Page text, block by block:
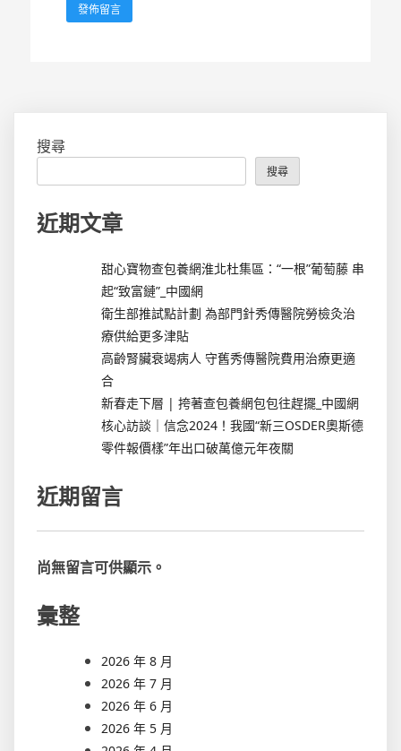
搜尋
搜尋
近期文章
甜心寶物查包養網淮北杜集區：“一根”葡萄藤 串
起“致富鏈”_中國網
衛生部推試點計劃 為部門針秀傳醫院勞檢灸治
療供給更多津貼
高齡腎臟衰竭病人 守舊秀傳醫院費用治療更適
合
新春走下層 | 挎著查包養網包包往趕擺_中國網
核心訪談｜信念2024！我國“新三OSDER奧斯德
零件報價樣”年出口破萬億元年夜關
近期留言
尚無留言可供顯示。
彙整
2026 年 8 月
2026 年 7 月
2026 年 6 月
2026 年 5 月